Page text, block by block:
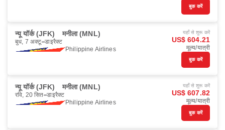
बुक करें
न्यू यॉर्क (JFK) मनीला (MNL)
बुध, 7 अक्टू॰ डाइरैक्ट
Philippine Airlines
यहाँ से शुरू करें
US$ 604.21
मूल्य/यात्री
बुक करें
न्यू यॉर्क (JFK) मनीला (MNL)
रवि, 20 सित॰ डाइरैक्ट
Philippine Airlines
यहाँ से शुरू करें
US$ 607.82
मूल्य/यात्री
बुक करें